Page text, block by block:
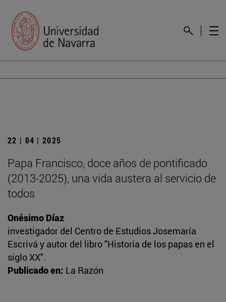
22 | 04 | 2025
Papa Francisco, doce años de pontificado
(2013-2025), una vida austera al servicio de
todos
Onésimo Díaz
investigador del Centro de Estudios Josemaría
Escrivá y autor del libro "Historia de los papas en el
siglo XX".
Publicado en: La Razón